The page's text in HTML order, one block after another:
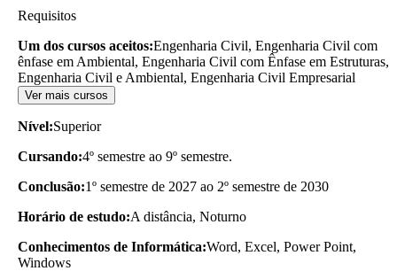
Requisitos
Um dos cursos aceitos:Engenharia Civil, Engenharia Civil com
ênfase em Ambiental, Engenharia Civil com Ênfase em Estruturas,
Engenharia Civil e Ambiental, Engenharia Civil Empresarial
Ver mais cursos
Nível:Superior
Cursando:4º semestre ao 9º semestre.
Conclusão:1º semestre de 2027 ao 2º semestre de 2030
Horário de estudo:A distância, Noturno
Conhecimentos de Informática:Word, Excel, Power Point,
Windows